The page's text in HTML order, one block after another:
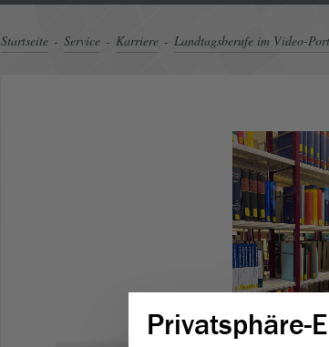
Startseite Service Karriere Landtagsberufe im Video-
Privatsphäre-